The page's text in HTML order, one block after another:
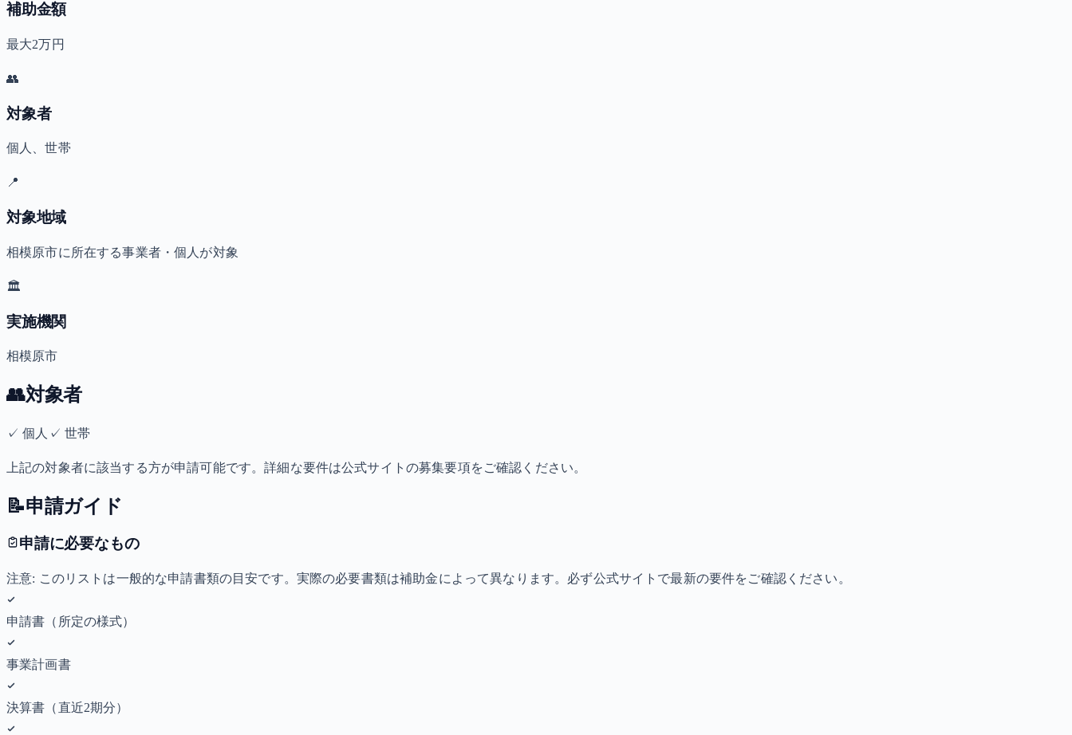
補助金額
最大2万円
👥
対象者
個人、世帯
📍
対象地域
相模原市に所在する事業者・個人が対象
🏛️
実施機関
相模原市
👥対象者
✓個人 ✓ 世帯
上記の対象者に該当する方が申請可能です。詳細な要件は公式サイトの募集要項をご確認ください。
📝申請ガイド
申請に必要なもの
注意: このリストは一般的な申請書類の目安です。実際の必要書類は補助金によって異なります。必ず公式サイトで最新の要件をご確認ください。
申請書（所定の様式）
事業計画書
決算書（直近2期分）